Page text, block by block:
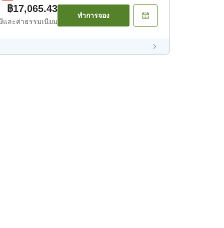
฿17,065.43
และค่าธรรมเนียม
ทำการจอง